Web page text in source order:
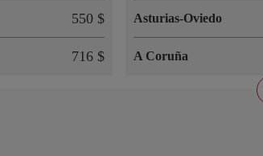
550 $
716 $
Asturias-Oviedo
A Coruña